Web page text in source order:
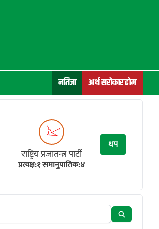
नतिजा अर्थ सरोकार होम
राष्ट्रिय प्रजातन्त्र पार्टी
प्रत्यक्ष:१ समानुपातिक:४
थप